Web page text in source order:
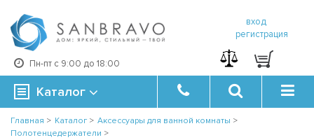
Пн-пт с 9:00 до 18:00
вход
регистрация
Каталог
Главная > Каталог > Аксессуары для ванной комнаты >
Полотенцедержатели >